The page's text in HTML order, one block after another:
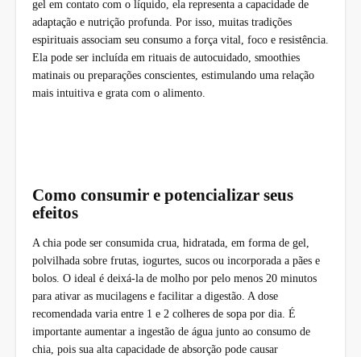
gel em contato com o líquido, ela representa a capacidade de
adaptação e nutrição profunda. Por isso, muitas tradições
espirituais associam seu consumo a força vital, foco e resistência.
Ela pode ser incluída em rituais de autocuidado, smoothies
matinais ou preparações conscientes, estimulando uma relação
mais intuitiva e grata com o alimento.
Como consumir e potencializar seus
efeitos
A chia pode ser consumida crua, hidratada, em forma de gel,
polvilhada sobre frutas, iogurtes, sucos ou incorporada a pães e
bolos. O ideal é deixá-la de molho por pelo menos 20 minutos
para ativar as mucilagens e facilitar a digestão. A dose
recomendada varia entre 1 e 2 colheres de sopa por dia. É
importante aumentar a ingestão de água junto ao consumo de
chia, pois sua alta capacidade de absorção pode causar